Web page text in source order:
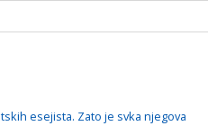
esejista. Zato je svka njegova